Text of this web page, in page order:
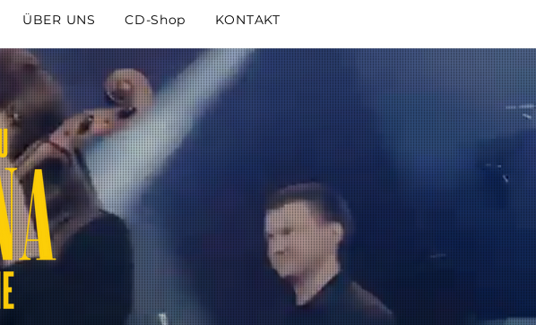
ÜBER UNS CD-Shop KONTAKT